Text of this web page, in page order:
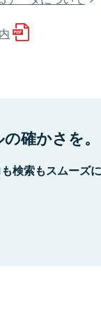
確かさを。
検索もスムーズ